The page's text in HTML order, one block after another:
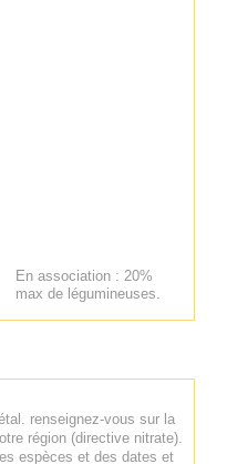
En association : 20%
max de légumineuses.
renseignez-vous sur la
région (directive nitrate).
espèces et des dates et